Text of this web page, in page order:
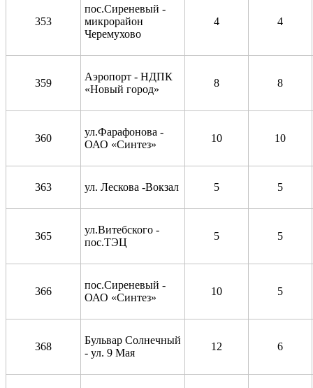
353
пос.Сиреневый -
микрорайон
Черемухово
4 4
359
Аэропорт - НДПК
«Новый город»
8 8
360
ул.Фарафонова -
ОАО «Синтез»
10 10
363 ул. Лескова -Вокзал 5 5
365
ул.Витебского -
пос.ТЭЦ
5 5
366
пос.Сиреневый -
ОАО «Синтез»
10 5
368
Бульвар Солнечный
- ул. 9 Мая
12 6